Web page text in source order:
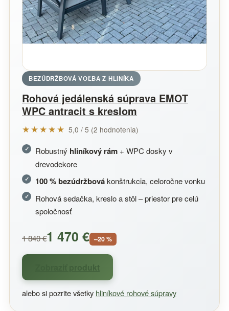
BEZÚDRŽBOVÁ VOĽBA Z HLINÍKA
Rohová jedálenská súprava EMOT
WPC antracit s kreslom
★★★★★ 5,0 / 5 (2 hodnotenia)
Robustný hliníkový rám + WPC dosky v
drevodekore
100 % bezúdržbovákonštrukcia, celoročne vonku
Rohová sedačka, kreslo a stôl – priestor pre celú
spoločnosť
1 840 €1 470 € –20 %
Zobraziť produkt
alebo si pozrite všetky hliníkové rohové súpravy